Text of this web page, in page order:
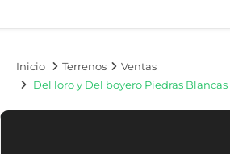
Inicio Terrenos
Ventas
Del loro y Del boyero Piedras Blancas